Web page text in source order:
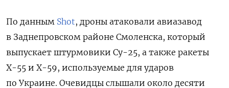
По данным Shot, дроны атаковали авиазавод
в Заднепровском районе Смоленска, который
выпускает штурмовики Су-25, а также ракеты
Х-55 и Х-59, используемые для ударов
по Украине. Очевидцы слышали около десяти